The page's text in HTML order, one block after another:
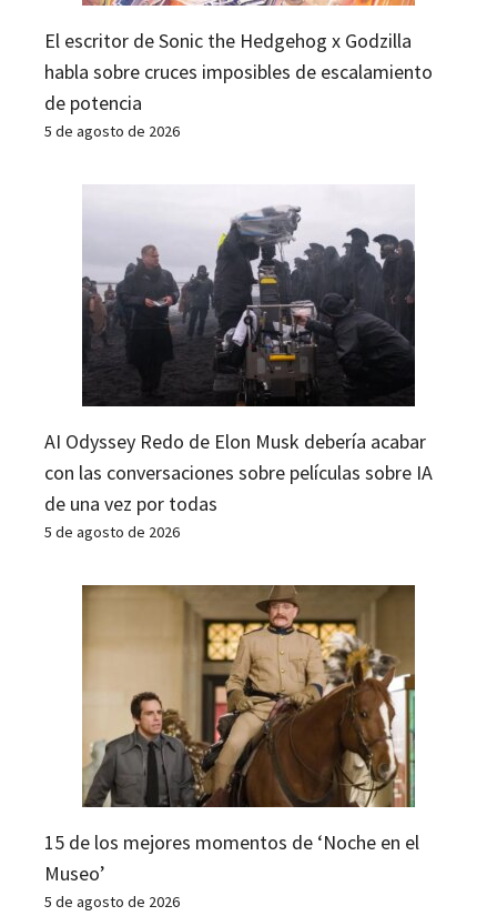
El escritor de Sonic the Hedgehog x Godzilla
habla sobre cruces imposibles de escalamiento
de potencia
5 de agosto de 2026
AI Odyssey Redo de Elon Musk debería acabar
con las conversaciones sobre películas sobre IA
de una vez por todas
5 de agosto de 2026
15 de los mejores momentos de ‘Noche en el
Museo’
5 de agosto de 2026